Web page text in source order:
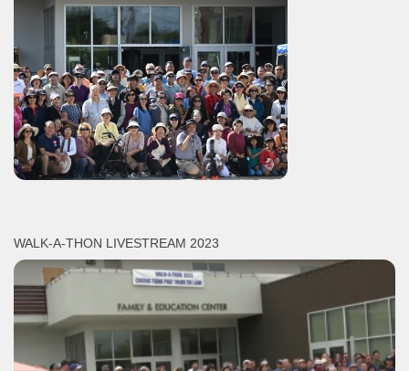
WALK-A-THON LIVESTREAM 2023